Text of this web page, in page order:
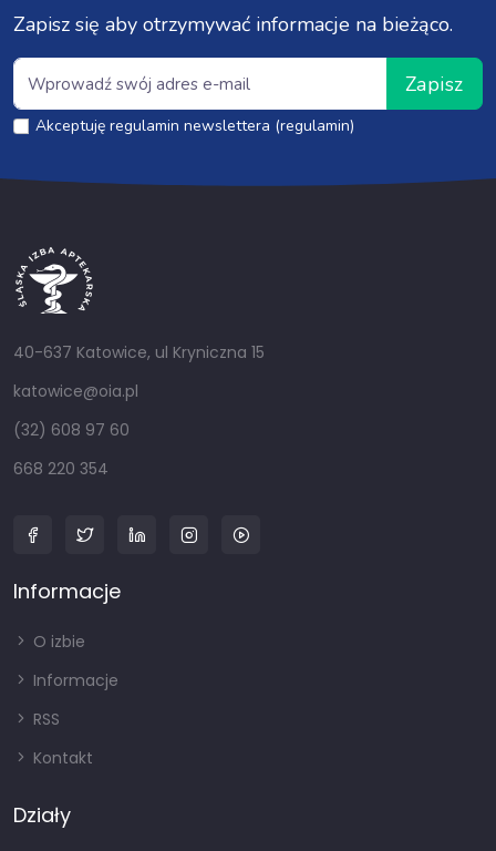
Zapisz się aby otrzymywać informacje na bieżąco.
Zapisz
Akceptuję regulamin newslettera (regulamin)
40-637 Katowice, ul Kryniczna 15
katowice@oia.pl
(32) 608 97 60
668 220 354
Informacje
O izbie
Informacje
RSS
Kontakt
Działy